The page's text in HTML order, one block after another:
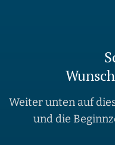
Weiter unten auf
und die